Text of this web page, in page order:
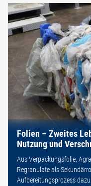
Folien – Zweites
Nutzung und
Aus Verpackungsfolie,
Regranulate als
Aufbereitungsprozess